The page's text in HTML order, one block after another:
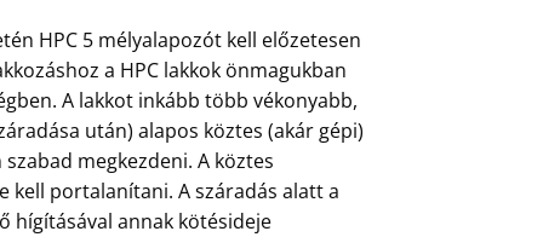
HPC 5 mélyalapozót kell előzetesen
a HPC lakkok önmagukban
A lakkot inkább több vékonyabb,
után) alapos köztes (akár gépi)
megkezdeni. A köztes
kell portalanítani. A száradás alatt a
hígításával annak kötésideje